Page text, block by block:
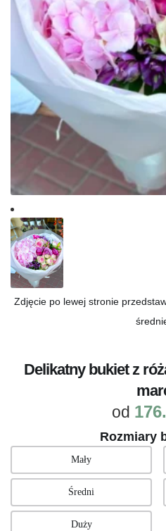
Zdjęcie po lewej stronie
Delikatny bukiet z
od
Rozmiary
Mały
Średni
Duży